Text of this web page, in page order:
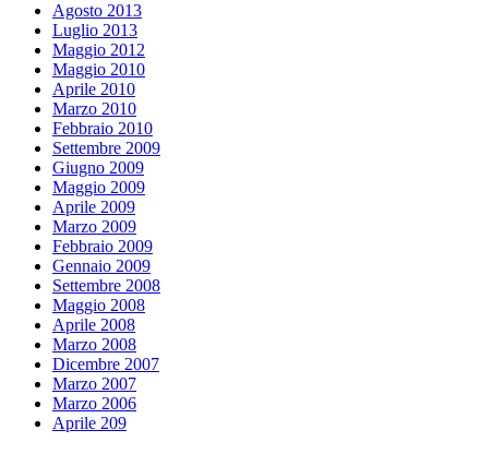
Agosto 2013
Luglio 2013
Maggio 2012
Maggio 2010
Aprile 2010
Marzo 2010
Febbraio 2010
Settembre 2009
Giugno 2009
Maggio 2009
Aprile 2009
Marzo 2009
Febbraio 2009
Gennaio 2009
Settembre 2008
Maggio 2008
Aprile 2008
Marzo 2008
Dicembre 2007
Marzo 2007
Marzo 2006
Aprile 209